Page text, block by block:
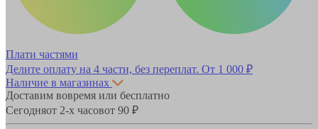
Плати частями
Делите оплату на 4 части, без переплат. От 1 000 ₽
Наличие в магазинах
Доставим вовремя или бесплатно
Сегодняот 2-х часовот 90 ₽